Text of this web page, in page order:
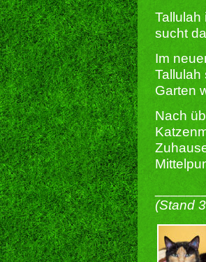
Tallulah
sucht
Im
Tallulah
Garten
Nach
(Stand